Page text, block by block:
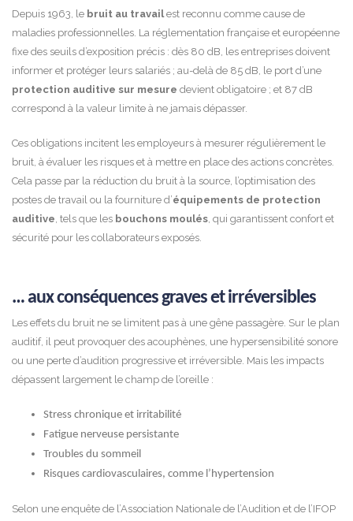
Depuis 1963, le bruit au travailest reconnu comme cause de
maladies professionnelles. La réglementation française et européenne
fixe des seuils d’exposition précis : dès 80 dB, les entreprises doivent
informer et protéger leurs salariés ; au-delà de 85 dB, le port d’une
protection auditive sur mesure devient obligatoire ; et 87 dB
correspond à la valeur limite à ne jamais dépasser.
Ces obligations incitent les employeurs à mesurer régulièrement le
bruit, à évaluer les risques et à mettre en place des actions concrètes.
Cela passe par la réduction du bruit à la source, l’optimisation des
postes de travail ou la fourniture d’équipements de protection
auditive, tels que les bouchons moulés, qui garantissent confort et
sécurité pour les collaborateurs exposés.
… aux conséquences graves et irréversibles
Les effets du bruit ne se limitent pas à une gêne passagère. Sur le plan
auditif, il peut provoquer des acouphènes, une hypersensibilité sonore
ou une perte d’audition progressive et irréversible. Mais les impacts
dépassent largement le champ de l’oreille :
Stress chronique et irritabilité
Fatigue nerveuse persistante
Troubles du sommeil
Risques cardiovasculaires, comme l’hypertension
Selon une enquête de l’Association Nationale de l’Audition et de l’IFOP